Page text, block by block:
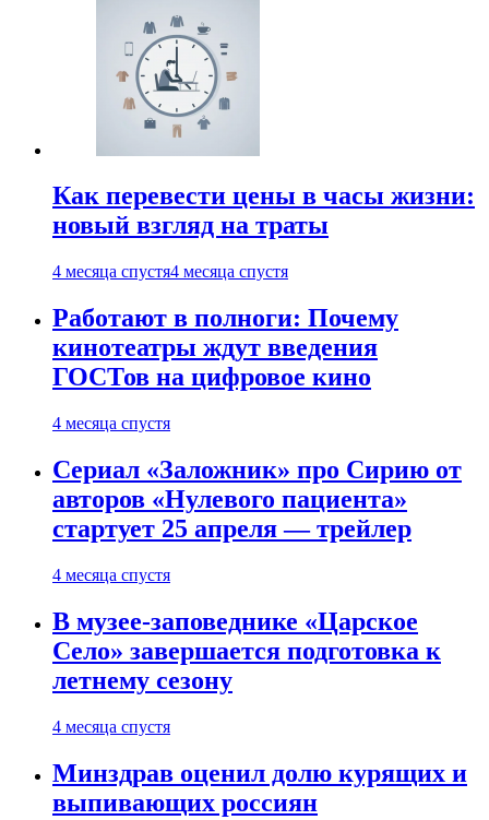
Как перевести цены в часы жизни:
новый взгляд на траты
4 месяца спустя4 месяца спустя
Работают в полноги: Почему
кинотеатры ждут введения
ГОСТов на цифровое кино
4 месяца спустя
Сериал «Заложник» про Сирию от
авторов «Нулевого пациента»
стартует 25 апреля — трейлер
4 месяца спустя
В музее-заповеднике «Царское
Село» завершается подготовка к
летнему сезону
4 месяца спустя
Минздрав оценил долю курящих и
выпивающих россиян